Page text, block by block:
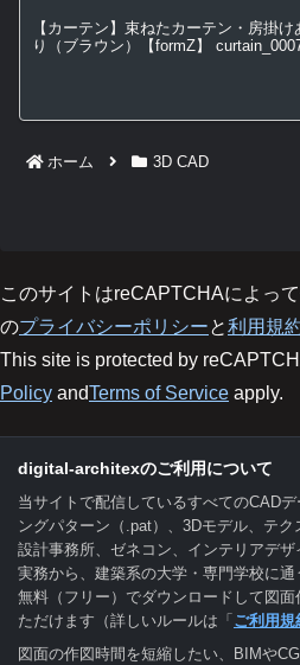
【カーテン】束ねたカーテン・房掛け
り（ブラウン）【formZ】
ホーム 3D CAD
このサイトはreCAPTCHAによっ
のプライバシーポリシーと利用規
This site is protected by
Policy andTerms of Service apply.
digital-architexのご利用について
当サイトで配信しているすべてのCAD
ングパターン（.pat）、3Dモデル、テ
設計事務所、ゼネコン、インテリアデ
実務から、建築系の大学・専門学校に
無料（フリー）でダウンロードして図
ただけます（詳しいルールは「 ご利用規
図面の作図時間を短縮したい、BIMや